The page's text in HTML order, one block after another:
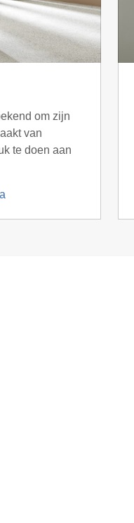
om zijn
van
te doen aan